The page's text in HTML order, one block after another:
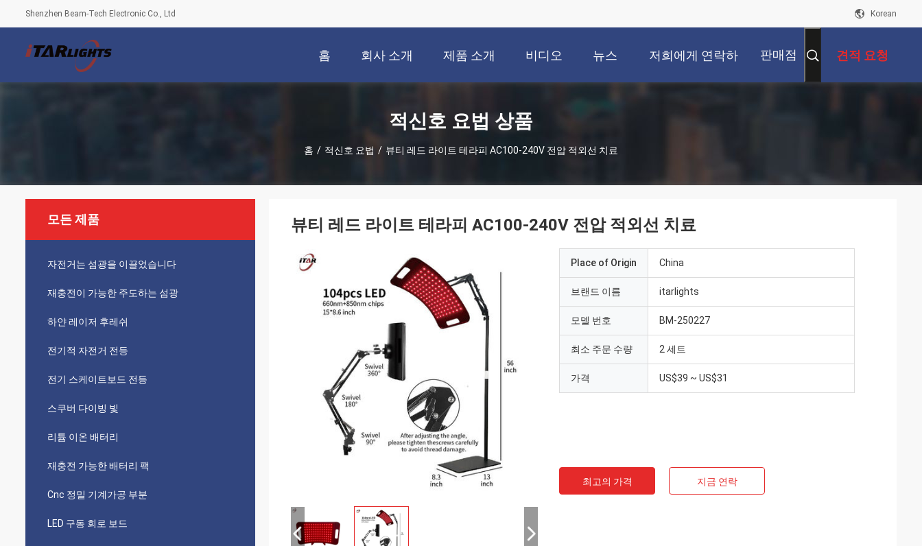
Shenzhen Beam-Tech Electronic Co., Ltd Korean
홈 회사 소개 제품 소개 비디오 뉴스 저희에게 연락하 판매점 견적 요청
적신호 요법 상품
홈 / 적신호 요법 / 뷰티 레드 라이트 테라피 AC100-240V 전압 적외선 치료
모든 제품
자전거는 섬광을 이끌었습니다
재충전이 가능한 주도하는 섬광
하얀 레이저 후레쉬
전기적 자전거 전등
전기 스케이트보드 전등
스쿠버 다이빙 빛
리튬 이온 배터리
재충전 가능한 배터리 팩
Cnc 정밀 기계가공 부분
LED 구동 회로 보드
뷰티 레드 라이트 테라피 AC100-240V 전압 적외선 치료
Place of Origin China
브랜드 이름 itarlights
모델 번호 BM-250227
최소 주문 수량 2 세트
가격 US$39 ~ US$31
최고의 가격 지금 연락